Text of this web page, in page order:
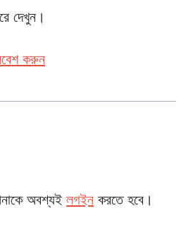
দেখুন।
করুন
অবশ্যই লগইন করতে হবে।